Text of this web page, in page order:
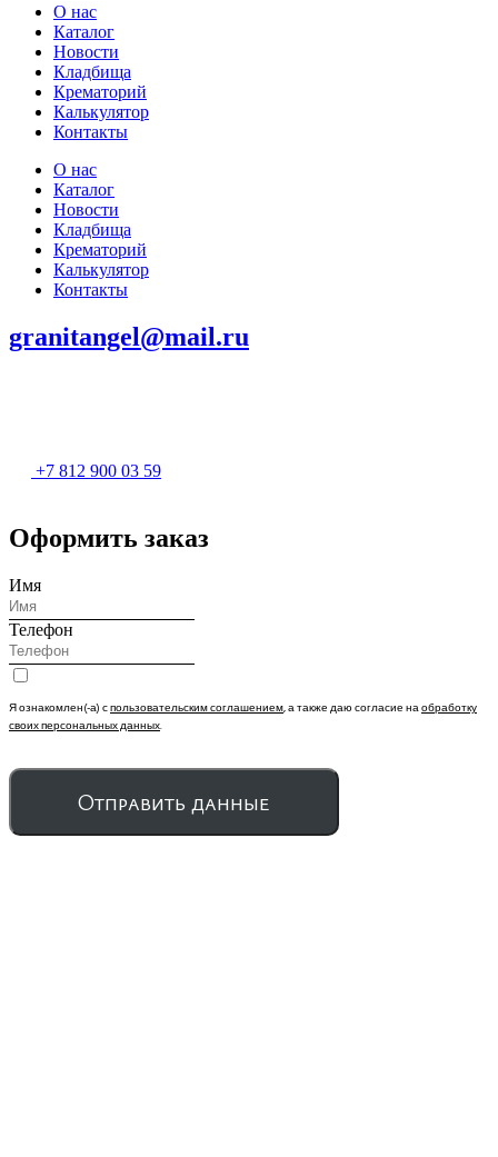
О нас
Каталог
Новости
Кладбища
Крематорий
Калькулятор
Контакты
О нас
Каталог
Новости
Кладбища
Крематорий
Калькулятор
Контакты
granitangel@mail.ru
+7 812 900 03 59
Оформить заказ
Имя
Телефон
Я ознакомлен(-а) спользовательским соглашением, а также даю согласие наобработку
своих персональных данных.
Отправить данные